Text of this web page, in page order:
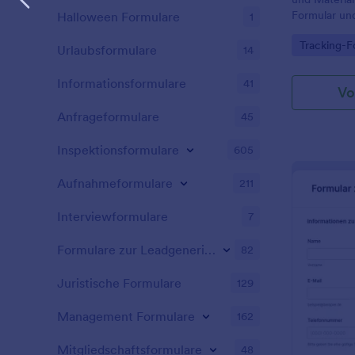
Aufgaben
außerdem
zugänglich
organisiert
Formular
Go to
Tracking-
Halloween Formulare 1
Urlaubsformulare 14
Informationsformulare 41
Anfrageformulare 45
Inspektionsformulare 605
Aufnahmeformulare 211
Interviewformulare 7
Formulare zur Leadgenerierung 82
Juristische Formulare 129
Management Formulare 162
Mitgliedschaftsformulare 48